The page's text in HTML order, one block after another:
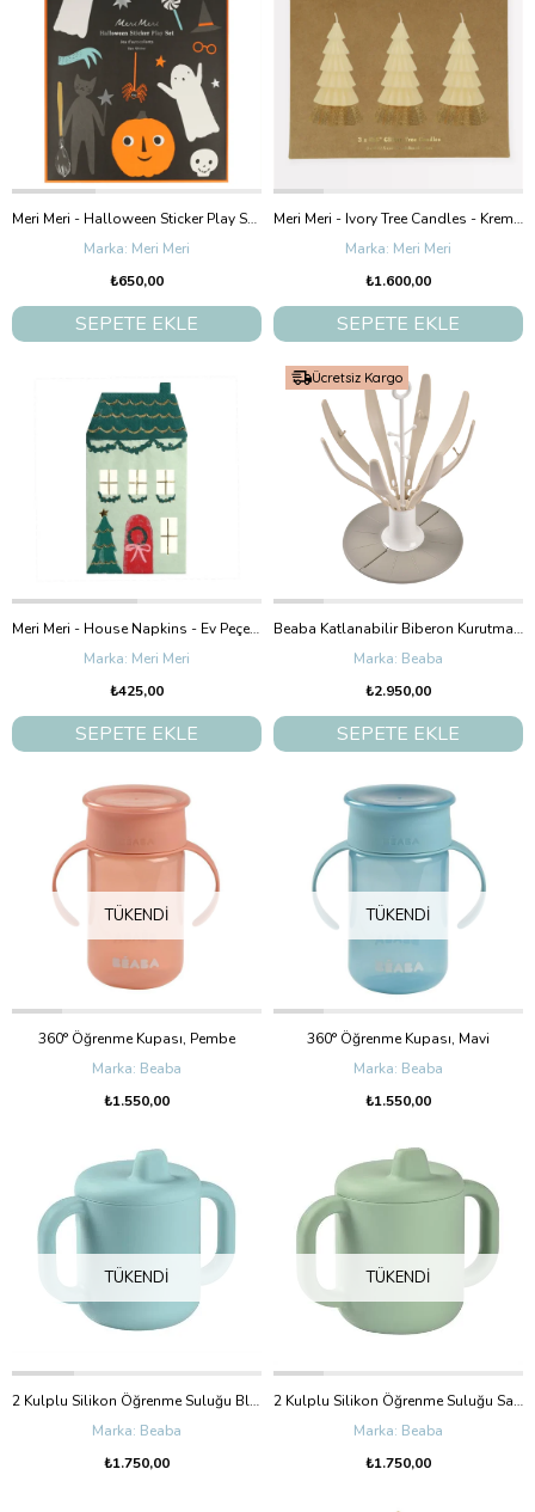
Meri Meri - Halloween Sticker Play Set - Cadılar Bayramı Çıkartma Oyun Seti
Meri Meri
₺650,00
SEPETE EKLE
Meri Meri - Ivory Tree Candles - Krem Renk Ağaç Mumlar (3'Lü)
Meri Meri
₺1.600,00
SEPETE EKLE
Meri Meri - House Napkins - Ev Peçeteler (16'Lı)
Meri Meri
₺425,00
SEPETE EKLE
Beaba Katlanabilir Biberon Kurutma Standı, Clay
Beaba
₺2.950,00
SEPETE EKLE
Ücretsiz Kargo
TÜKENDI
360° Öğrenme Kupası, Pembe
Beaba
₺1.550,00
TÜKENDI
360° Öğrenme Kupası, Mavi
Beaba
₺1.550,00
TÜKENDI
2 Kulplu Silikon Öğrenme Suluğu Blue
Beaba
₺1.750,00
TÜKENDI
2 Kulplu Silikon Öğrenme Suluğu Sage Green
Beaba
₺1.750,00